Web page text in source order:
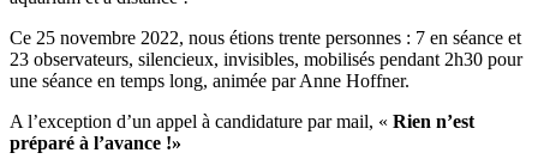
Ce 25 novembre 2022, nous étions trente personnes : 7 en séance et
23 observateurs, silencieux, invisibles, mobilisés pendant 2h30 pour
une séance en temps long, animée par Anne Hoffner.
A l’exception d’un appel à candidature par mail, « Rien n’est
préparé à l’avance !»